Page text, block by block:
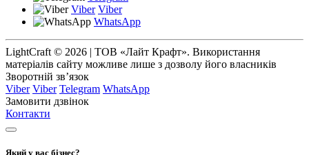
Viber Viber
WhatsApp
LightCraft © 2026 | ТОВ «Лайт Крафт». Використання
матеріалів сайту можливе лише з дозволу його власників
Зворотній зв’язок
Viber Viber Telegram WhatsApp
Замовити дзвінок
Контакти
Який у вас бізнес?